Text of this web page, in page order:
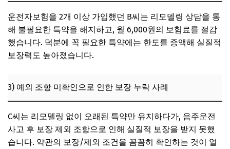
운전자보험을 2개 이상 가입했던 B씨는 리모델링 상담을 통
해 불필요한 특약을 해지하고, 월 6,000원의 보험료를 절감
했습니다. 덕분에 꼭 필요한 특약에는 한도를 증액해 실질적
보장력도 높아졌습니다.
3) 예외 조항 미확인으로 인한 보장 누락 사례
C씨는 리모델링 없이 오래된 특약만 유지하다가, 음주운전
사고 후 보장 제외 조항으로 인해 실질적 보장을 받지 못했
습니다. 약관의 보장/제외 조건을 꼼꼼히 확인하는 것이 얼